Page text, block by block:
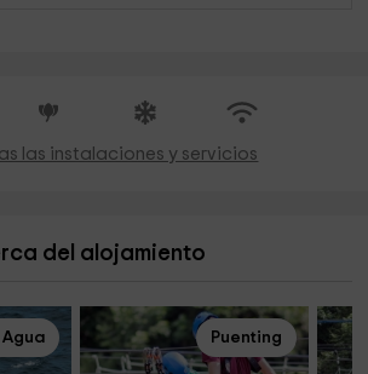
las instalaciones y servicios
del alojamiento
Agua Puenting